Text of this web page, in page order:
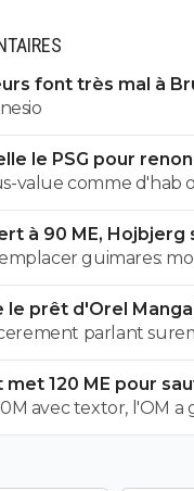
font très mal à
le PSG pour
value comme d'hab
à 90 ME, Hojbjerg
guimares:
le prêt d'Orel
parlant
casseroles bien pire
120 ME pour
avec textor, l'OM a
dans la même merde